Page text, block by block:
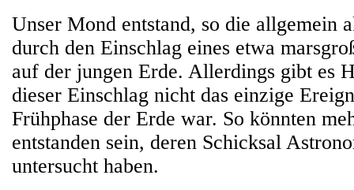
Unser Mond entstand, so die allgemein
durch den Einschlag eines etwa
auf der jungen Erde. Allerdings gibt es
dieser Einschlag nicht das einzige
Frühphase der Erde war. So könnten
entstanden sein, deren Schicksal
untersucht haben.